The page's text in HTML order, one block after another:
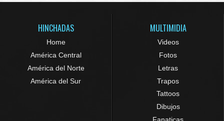
HINCHADAS
Home
América Central
América del Norte
América del Sur
MULTIMIDIA
Videos
Fotos
Letras
Trapos
Tattoos
Dibujos